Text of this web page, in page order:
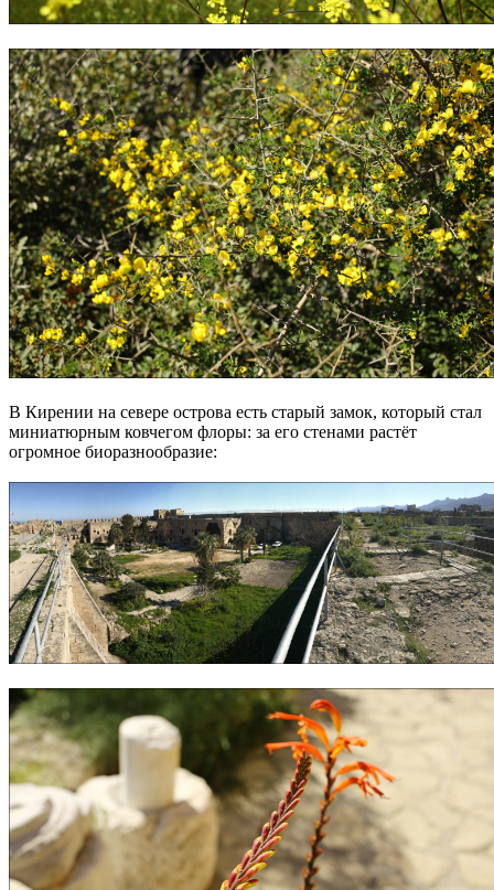
В Кирении на севере острова есть старый замок, который стал
миниатюрным ковчегом флоры: за его стенами растёт
огромное биоразнообразие: